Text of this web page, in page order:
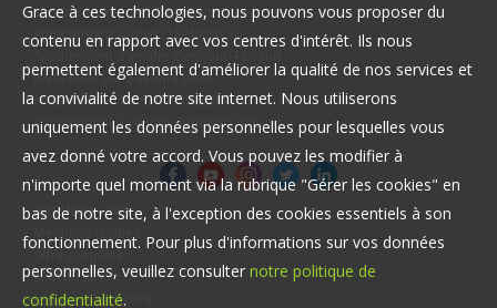
Maison à vendre Châtel-Guyon
Appartement à louer CLERMONT FD
Immobilier Pro à vendre Riom
Maison à vendre Saint-Beauzire
Appartement à vendre Clermont-Ferrand
Nos Honoraires
Mentions légales
Plan du site
Espace propriétaire
Grace à ces technologies, nous pouvons vous proposer du
contenu en rapport avec vos centres d'intérêt. Ils nous
permettent également d'améliorer la qualité de nos services et
la convivialité de notre site internet. Nous utiliserons
uniquement les données personnelles pour lesquelles vous
avez donné votre accord. Vous pouvez les modifier à
n'importe quel moment via la rubrique "Gérer les cookies" en
bas de notre site, à l'exception des cookies essentiels à son
fonctionnement. Pour plus d'informations sur vos données
personnelles, veuillez consulter notre politique de
confidentialité.